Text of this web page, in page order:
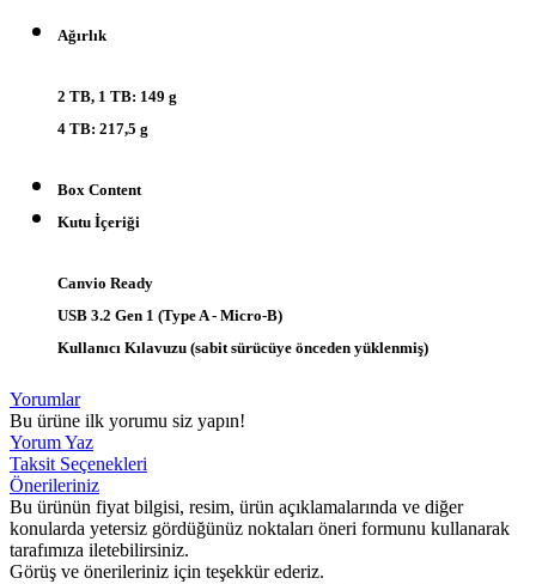
Ağırlık
2 TB, 1 TB: 149 g
4 TB: 217,5 g
Box Content
Kutu İçeriği
Canvio Ready
USB 3.2 Gen 1 (Type A - Micro-B)
Kullanıcı Kılavuzu (sabit sürücüye önceden yüklenmiş)
Yorumlar
Bu ürüne ilk yorumu siz yapın!
Yorum Yaz
Taksit Seçenekleri
Önerileriniz
Bu ürünün fiyat bilgisi, resim, ürün açıklamalarında ve diğer
konularda yetersiz gördüğünüz noktaları öneri formunu kullanarak
tarafımıza iletebilirsiniz.
Görüş ve önerileriniz için teşekkür ederiz.